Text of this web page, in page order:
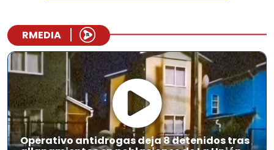
RMEDIA
Operativo antidrogas deja 8 detenidos tras